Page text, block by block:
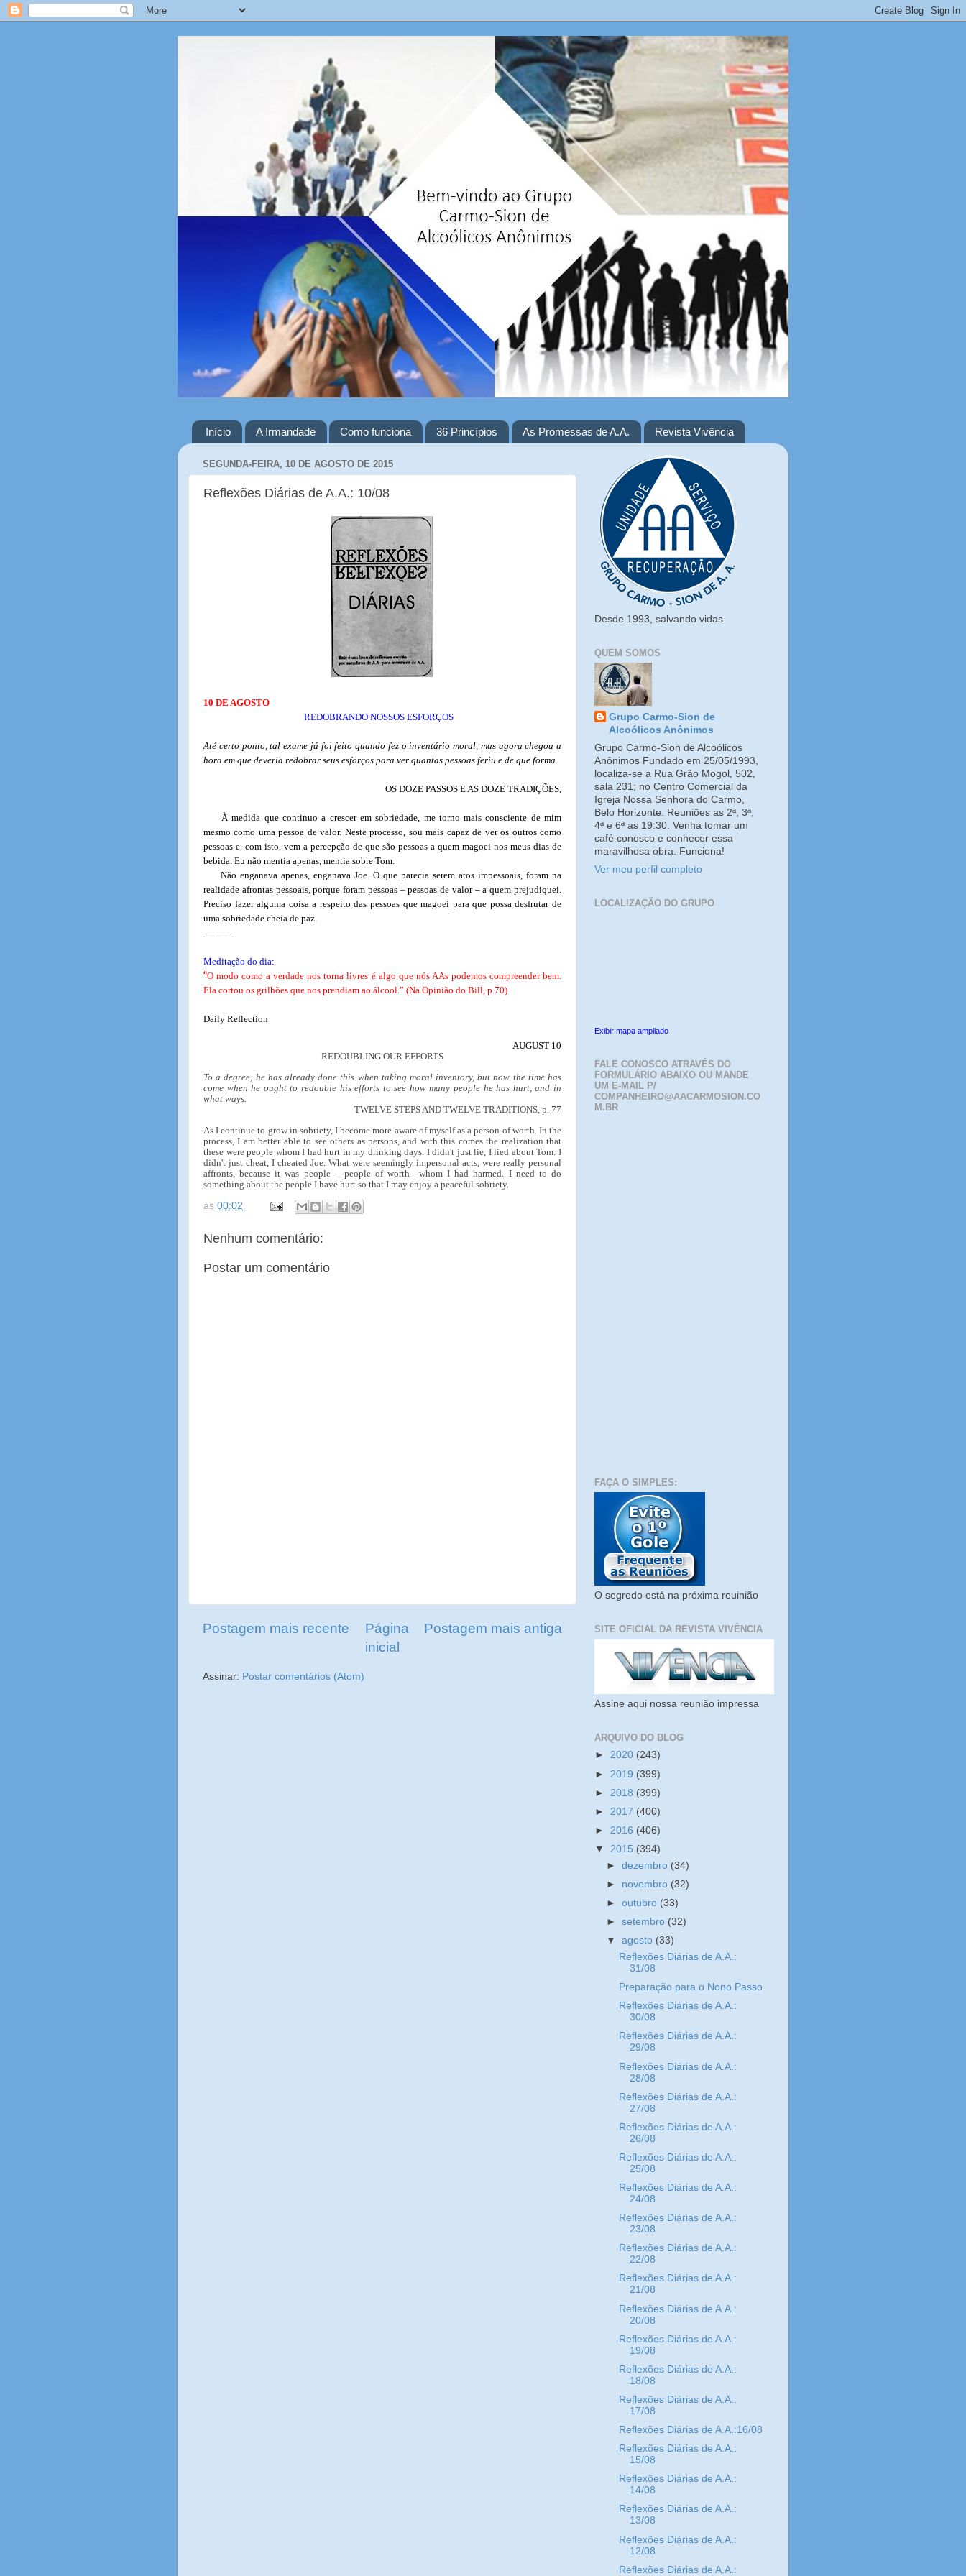
Início A Irmandade Como funciona 36 Princípios As Promessas de A.A. Revista Vivência
SEGUNDA-FEIRA, 10 DE AGOSTO DE 2015
Reflexões Diárias de A.A.: 10/08
10 DE AGOSTO
REDOBRANDO NOSSOS ESFORÇOS
Até certo ponto, tal exame já foi feito quando fez o inventário moral, mas agora chegou a
hora em que deveria redobrar seus esforços para ver quantas pessoas feriu e de que forma.
OS DOZE PASSOS E AS DOZE TRADIÇÕES,
À medida que continuo a crescer em sobriedade, me torno mais consciente de mim
mesmo como uma pessoa de valor. Neste processo, sou mais capaz de ver os outros como
pessoas e, com isto, vem a percepção de que são pessoas a quem magoei nos meus dias de
bebida. Eu não mentia apenas, mentia sobre Tom.
Não enganava apenas, enganava Joe. O que parecia serem atos impessoais, foram na
realidade afrontas pessoais, porque foram pessoas – pessoas de valor – a quem prejudiquei.
Preciso fazer alguma coisa a respeito das pessoas que magoei para que possa desfrutar de
uma sobriedade cheia de paz.
Meditação do dia:
“O modo como a verdade nos torna livres é algo que nós AAs podemos compreender bem.
Ela cortou os grilhões que nos prendiam ao álcool.” (Na Opinião do Bill, p.70)
Daily Reflection
AUGUST 10
REDOUBLING OUR EFFORTS
To a degree, he has already done this when taking moral inventory, but now the time has
come when he ought to redouble his efforts to see how many people he has hurt, and in
what ways.
TWELVE STEPS AND TWELVE TRADITIONS, p. 77
As I continue to grow in sobriety, I become more aware of myself as a person of worth. In the
process, I am better able to see others as persons, and with this comes the realization that
these were people whom I had hurt in my drinking days. I didn't just lie, I lied about Tom. I
didn't just cheat, I cheated Joe. What were seemingly impersonal acts, were really personal
affronts, because it was people —people of worth—whom I had harmed. I need to do
something about the people I have hurt so that I may enjoy a peaceful sobriety.
às 00:02
Nenhum comentário:
Postar um comentário
Postagem mais recente Postagem mais antiga
Página
inicial
Assinar: Postar comentários (Atom)
Desde 1993, salvando vidas
QUEM SOMOS
Grupo Carmo-Sion de
Alcoólicos Anônimos
Grupo Carmo-Sion de Alcoólicos
Anônimos Fundado em 25/05/1993,
localiza-se a Rua Grão Mogol, 502,
sala 231; no Centro Comercial da
Igreja Nossa Senhora do Carmo,
Belo Horizonte. Reuniões as 2ª, 3ª,
4ª e 6ª as 19:30. Venha tomar um
café conosco e conhecer essa
maravilhosa obra. Funciona!
Ver meu perfil completo
LOCALIZAÇÃO DO GRUPO
Exibir mapa ampliado
FALE CONOSCO ATRAVÉS DO
FORMULÁRIO ABAIXO OU MANDE
UM E-MAIL P/
COMPANHEIRO@AACARMOSION.CO
M.BR
FAÇA O SIMPLES:
O segredo está na próxima reuinião
SITE OFICIAL DA REVISTA VIVÊNCIA
Assine aqui nossa reunião impressa
ARQUIVO DO BLOG
► 2020 (243)
► 2019 (399)
► 2018 (399)
► 2017 (400)
► 2016 (406)
▼ 2015 (394)
►dezembro (34)
► novembro (32)
►outubro (33)
►setembro (32)
▼agosto (33)
Reflexões Diárias de A.A.:
31/08
Preparação para o Nono Passo
Reflexões Diárias de A.A.:
30/08
Reflexões Diárias de A.A.:
29/08
Reflexões Diárias de A.A.:
28/08
Reflexões Diárias de A.A.:
27/08
Reflexões Diárias de A.A.:
26/08
Reflexões Diárias de A.A.:
25/08
Reflexões Diárias de A.A.:
24/08
Reflexões Diárias de A.A.:
23/08
Reflexões Diárias de A.A.:
22/08
Reflexões Diárias de A.A.:
21/08
Reflexões Diárias de A.A.:
20/08
Reflexões Diárias de A.A.:
19/08
Reflexões Diárias de A.A.:
18/08
Reflexões Diárias de A.A.:
17/08
Reflexões Diárias de A.A.:16/08
Reflexões Diárias de A.A.:
15/08
Reflexões Diárias de A.A.:
14/08
Reflexões Diárias de A.A.:
13/08
Reflexões Diárias de A.A.:
12/08
Reflexões Diárias de A.A.: